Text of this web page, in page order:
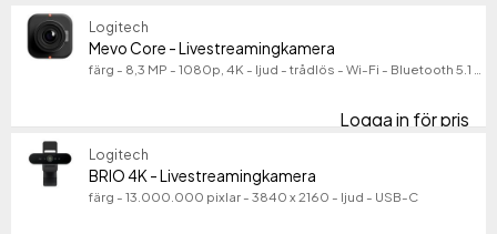
Tillbehör - filter
Tillverkare
Tillverkare
Logitech
30
Visa fler
Datorgränssnitt
Datorgränssnitt
Logitech
Mevo Core - Livestreamingkamera
färg - 8,3 MP - 1080p, 4K - ljud - trådlös - Wi-Fi - Bluetooth 5.1 - H.264, HEVC
Logga in för pris
Logitech
BRIO 4K - Livestreamingkamera
färg - 13.000.000 pixlar - 3840 x 2160 - ljud - USB-C